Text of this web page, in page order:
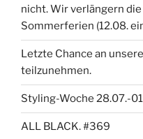
nicht. Wir verlängern
Sommerferien (12.08.
Letzte Chance an
teilzunehmen.
Styling-Woche 28.07.-
ALL BLACK. #369